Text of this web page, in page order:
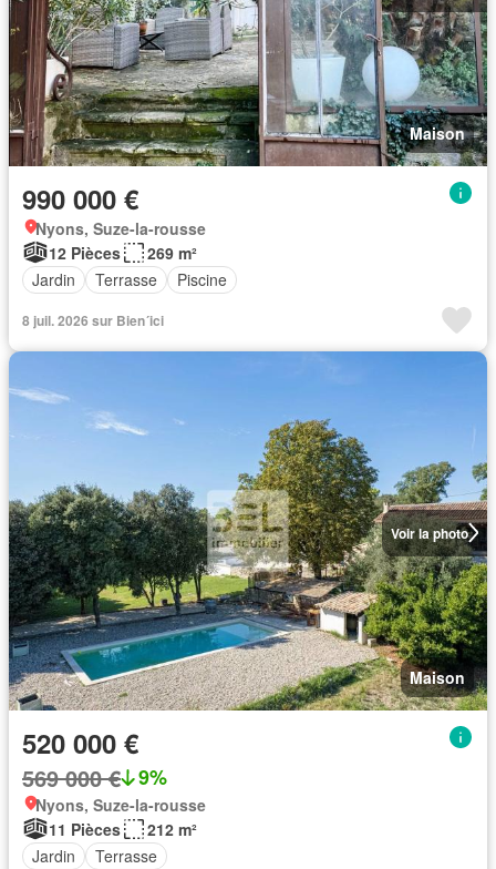
Maison
990 000 €
Nyons, Suze-la-rousse
12 Pièces
269 m²
Jardin
Terrasse Piscine
8 juil. 2026 sur Bien´ici
Voir la photo
Maison
520 000 €
569 000 € 9%
Nyons, Suze-la-rousse
11 Pièces
212 m²
Jardin
Terrasse